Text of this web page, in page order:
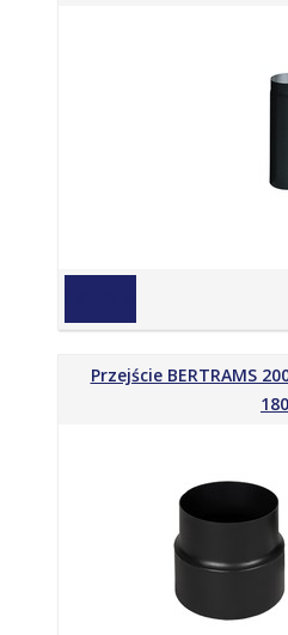
Przejście BERTRAMS